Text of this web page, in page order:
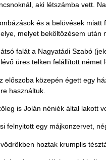
aki létszámba vett.
és a belövések
melyet beköltözésem
falát a Nagyatádi Szabó
üres telken felállított
előszoba közepén égett egy
használtuk.
is Jolán néniék által lakott
felnyitott egy májkonzervet,
hoztak krumplis